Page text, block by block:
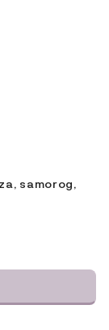
samorog,